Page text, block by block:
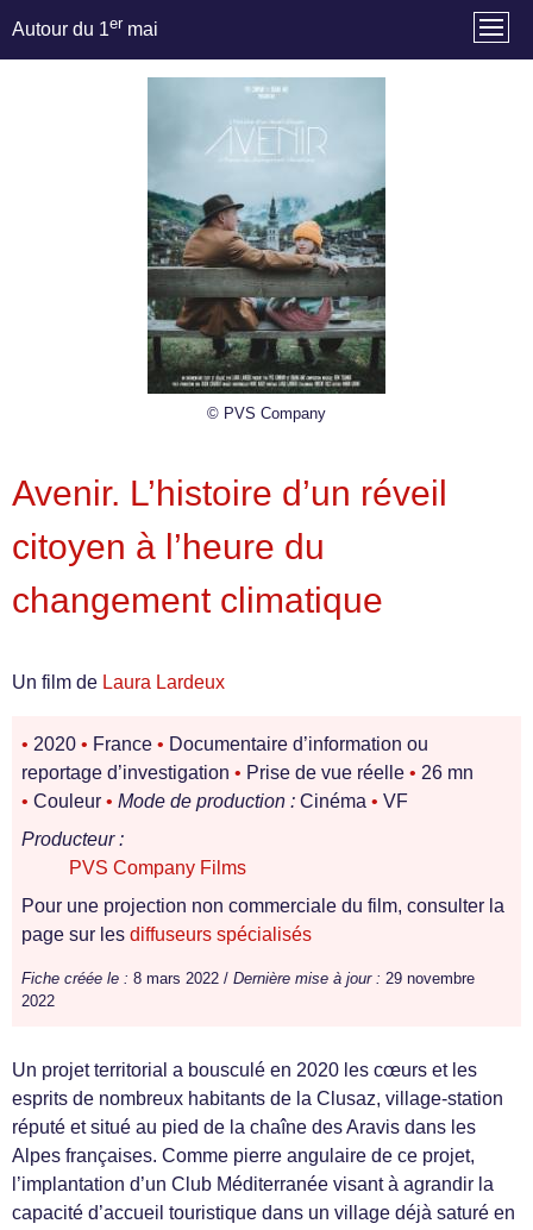
Autour du 1er mai
© PVS Company
Avenir. L’histoire d’un réveil
citoyen à l’heure du
changement climatique
Un film de Laura Lardeux
• 2020 • France • Documentaire d’information ou
reportage d’investigation • Prise de vue réelle • 26 mn
• Couleur • Mode de production : Cinéma • VF
Producteur :
PVS Company Films
Pour une projection non commerciale du film, consulter la
page sur les diffuseurs spécialisés
Fiche créée le : 8 mars 2022 / Dernière mise à jour : 29 novembre
2022
Un projet territorial a bousculé en 2020 les cœurs et les
esprits de nombreux habitants de la Clusaz, village-station
réputé et situé au pied de la chaîne des Aravis dans les
Alpes françaises. Comme pierre angulaire de ce projet,
l’implantation d’un Club Méditerranée visant à agrandir la
capacité d’accueil touristique dans un village déjà saturé en